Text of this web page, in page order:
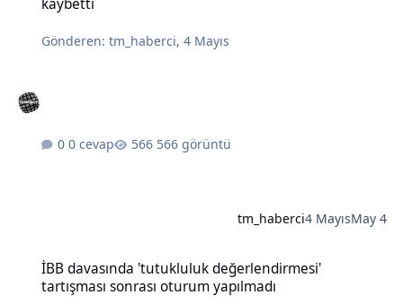
kaybetti
Gönderen:tm_haberci,4 Mayıs
0 cevap 566 görüntü
tm_haberci4 MayısMay 4
İBB davasında 'tutukluluk değerlendirmesi'
tartışması sonrası oturum yapılmadı